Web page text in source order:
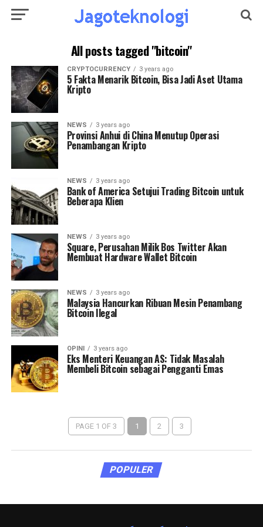
All posts tagged "bitcoin"
CRYPTOCURRENCY 3 years ago
5 Fakta Menarik Bitcoin, Bisa Jadi Aset Utama
Kripto
NEWS 3 years ago
Provinsi Anhui di China Menutup Operasi
Penambangan Kripto
NEWS 3 years ago
Bank of America Setujui Trading Bitcoin untuk
Beberapa Klien
NEWS 3 years ago
Square, Perusahan Milik Bos Twitter Akan
Membuat Hardware Wallet Bitcoin
NEWS 3 years ago
Malaysia Hancurkan Ribuan Mesin Penambang
Bitcoin Ilegal
OPINI 3 years ago
Eks Menteri Keuangan AS: Tidak Masalah
Membeli Bitcoin sebagai Pengganti Emas
PAGE 1 OF 3 1 2 3
POPULER